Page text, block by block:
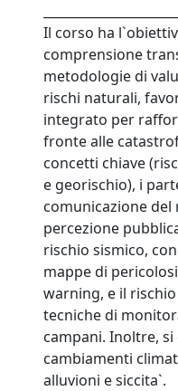
Il corso ha
comprensione
metodologie di
rischi naturali,
integrato per
fronte alle
concetti chiave
e georischio), i
comunicazione
percezione
rischio sismico,
mappe di
warning, e il
tecniche di
campani. Inoltre,
cambiamenti
alluvioni e siccita`.